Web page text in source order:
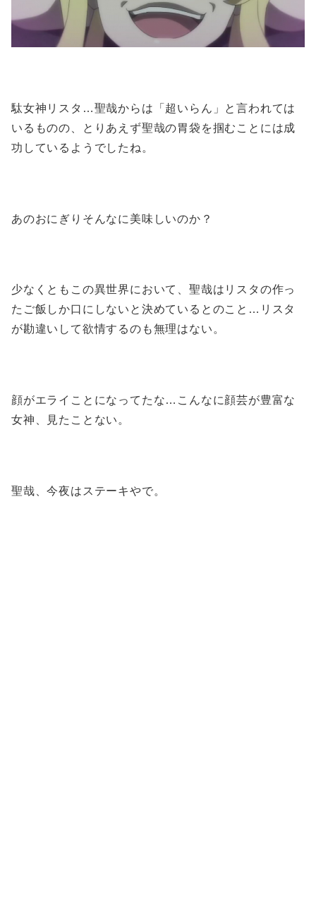
駄女神リスタ…聖哉からは「超いらん」と言われては
いるものの、とりあえず聖哉の胃袋を掴むことには成
功しているようでしたね。
あのおにぎりそんなに美味しいのか？
少なくともこの異世界において、聖哉はリスタの作っ
たご飯しか口にしないと決めているとのこと…リスタ
が勘違いして欲情するのも無理はない。
顔がエライことになってたな…こんなに顔芸が豊富な
女神、見たことない。
聖哉、今夜はステーキやで。